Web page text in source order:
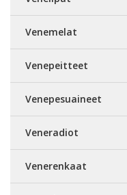
Venemelat
Venepeitteet
Venepesuaineet
Veneradiot
Venerenkaat